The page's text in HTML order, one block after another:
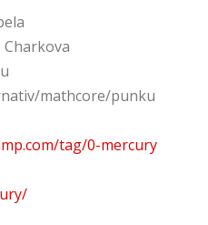
Charkova
mathcore/punku
tag/0-mercury